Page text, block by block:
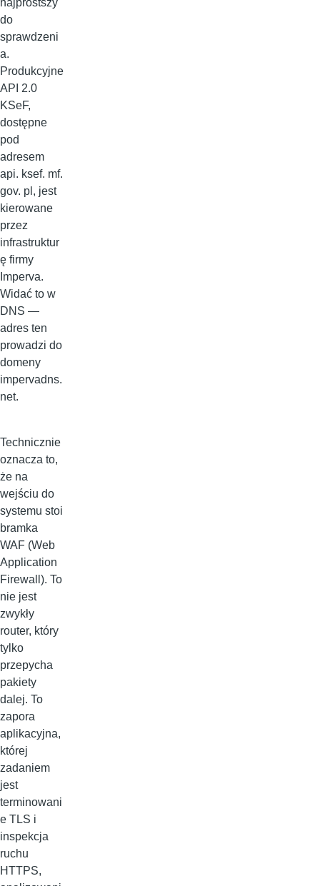
najprostszy
do
sprawdzeni
a.
Produkcyjne
API 2.0
KSeF,
dostępne
pod
adresem
api. ksef. mf.
gov. pl, jest
kierowane
przez
infrastruktur
ę firmy
Imperva.
Widać to w
DNS —
adres ten
prowadzi do
domeny
impervadns.
net.
Technicznie
oznacza to,
że na
wejściu do
systemu stoi
bramka
WAF (Web
Application
Firewall). To
nie jest
zwykły
router, który
tylko
przepycha
pakiety
dalej. To
zapora
aplikacyjna,
której
zadaniem
jest
terminowani
e TLS i
inspekcja
ruchu
HTTPS,